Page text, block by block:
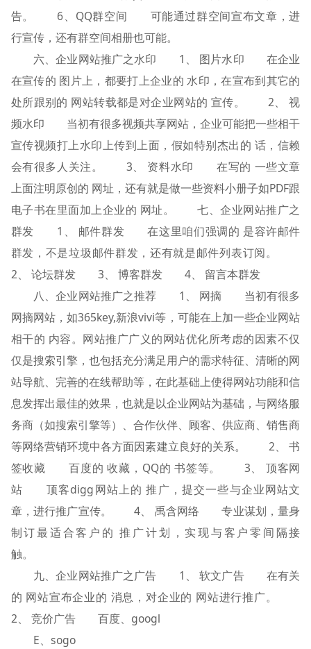
告。 6、QQ群空间 可能通过群空间宣布文章，进
行宣传，还有群空间相册也可能。
六、企业网站推广之水印 1、 图片水印 在企业
在宣传的 图片上，都要打上企业的 水印，在宣布到其它的
处所跟别的 网站转载都是对企业网站的 宣传。 2、 视
频水印 当初有很多视频共享网站，企业可能把一些相干
宣传视频打上水印上传到上面，假如特别杰出的 话，信赖
会有很多人关注。 3、 资料水印 在写的 一些文章
上面注明原创的 网址，还有就是做一些资料小册子如PDF跟
电子书在里面加上企业的 网址。 七、企业网站推广之
群发 1、 邮件群发 在这里咱们强调的 是容许邮件
群发，不是垃圾邮件群发，还有就是邮件列表订阅。
2、 论坛群发 3、 博客群发 4、 留言本群发
八、企业网站推广之推荐 1、 网摘 当初有很多
网摘网站，如365key,新浪vivi等，可能在上加一些企业网站
相干的 内容。网站推广广义的网站优化所考虑的因素不仅
仅是搜索引擎，也包括充分满足用户的需求特征、清晰的网
站导航、完善的在线帮助等，在此基础上使得网站功能和信
息发挥出最佳的效果，也就是以企业网站为基础，与网络服
务商（如搜索引擎等）、合作伙伴、顾客、供应商、销售商
等网络营销环境中各方面因素建立良好的关系。 2、 书
签收藏 百度的 收藏，QQ的 书签等。 3、 顶客网
站 顶客digg网站上的 推广，提交一些与企业网站文
章，进行推广宣传。 4、 禹含网络 专业谋划，量身
制订最适合客户的 推广计划，实现与客户零间隔接
触。
九、企业网站推广之广告 1、 软文广告 在有关
的 网站宣布企业的 消息，对企业的 网站进行推广。
2、 竞价广告 百度、googl
E、sogo